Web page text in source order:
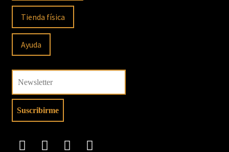
Tienda física
Ayuda